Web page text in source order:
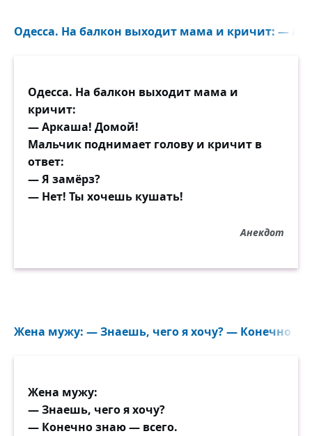
Одесса. На балкон выходит мама и кричит: —
Одесса. На балкон выходит мама и
кричит:
— Аркаша! Домой!
Мальчик поднимает голову и кричит в
ответ:
— Я замёрз?
— Нет! Ты хочешь кушать!
Анекдот
Жена мужу: — Знаешь, чего я хочу? — Конечно
Жена мужу:
— Знаешь, чего я хочу?
— Конечно знаю — всего.